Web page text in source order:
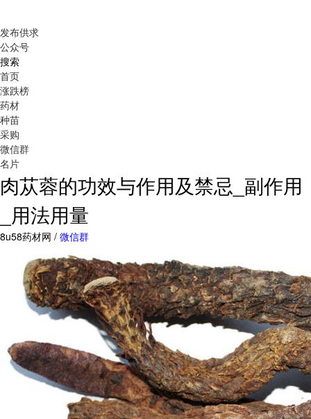
发布供求
公众号
搜索
首页
涨跌榜
药材
种苗
采购
微信群
名片
肉苁蓉的功效与作用及禁忌_副作用
_用法用量
8u58药材网 / 微信群